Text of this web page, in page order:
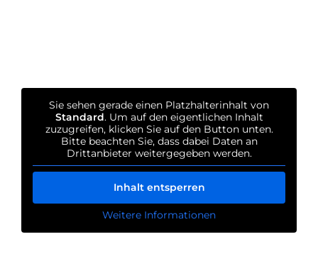
Sie sehen gerade einen Platzhalterinhalt von
Standard. Um auf den eigentlichen Inhalt
zuzugreifen, klicken Sie auf den Button unten.
Bitte beachten Sie, dass dabei Daten an
Drittanbieter weitergegeben werden.
Inhalt entsperren
Weitere Informationen